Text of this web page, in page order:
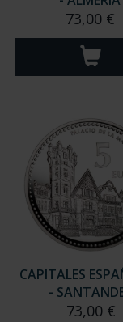
73,00 €
CAPITALES
-
73,00 €